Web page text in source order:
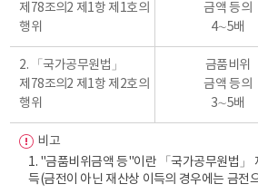
제78조의2 제1항 제1호의
행위
금액 등의
4∼5배
2. 「국가공무원법」
제78조의2 제1항 제2호의
행위
금품비위
금액 등의
3∼5배
비고
1. "금품비위금액 등"이란 「국가공무원법」
득(금전이 아닌 재산상 이득의 경우에는 금전